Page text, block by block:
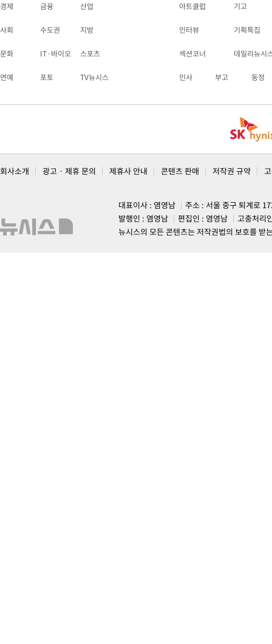
경제 금융 산업
사회 수도권 지방
문화 IT·바이오 스포츠
연예 포토 TV뉴시스
아트클럽 기고
인터뷰 기획특집
섹션코너 데일리뉴시
인사 부고 동정
회사소개 광고 · 제휴 문의 제휴사 안내 콘텐츠 판매 저작권 규약
대표이사 : 염영남
주소 : 서울 중구 퇴계로
발행인 : 염영남
편집인 : 염영남
고충처리
뉴시스의 모든 콘텐츠는 저작권법의 보호를